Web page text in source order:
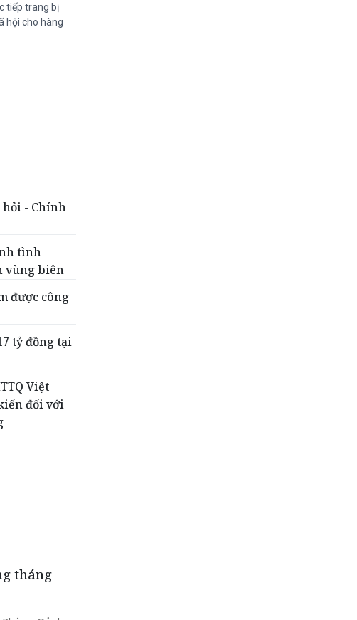
tiếp trang bị
hội cho hàng
- Chính
tình
vùng biên
được công
tỷ đồng tại
Việt
đối với
tháng